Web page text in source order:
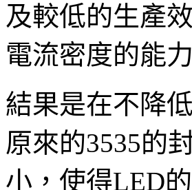
及較低的生產
電流密度的能力
結果是在不降
原來的3535的
小，使得LED